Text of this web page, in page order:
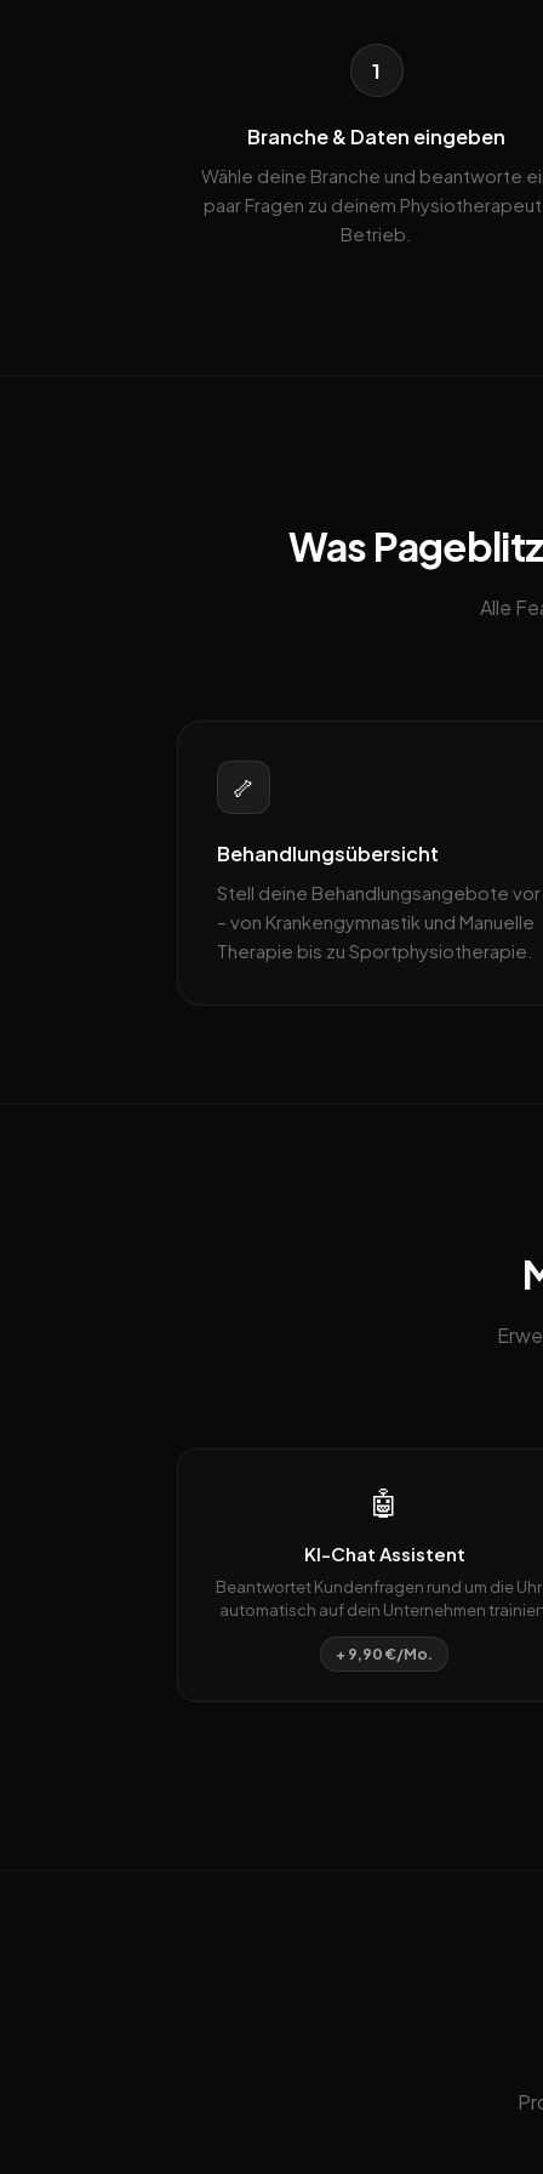
1
Branche & Daten eingeben
Wähle deine Branche und beantworte
paar Fragen zu deinem
Betrieb.
Was
Alle
🦴
Behandlungsübersicht
Stell deine Behandlungsangebote vor
– von Krankengymnastik und Manuelle
Therapie bis zu Sportphysiotherapie.
🤖
KI-Chat Assistent
Beantwortet Kundenfragen rund um die Uhr
automatisch auf dein Unternehmen
+ 9,90 €/Mo.